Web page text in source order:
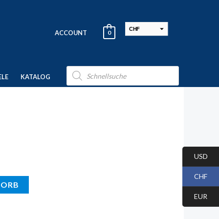
ACCOUNT 0
CHF
KATALOG
Products
search
USD
CHF
EUR